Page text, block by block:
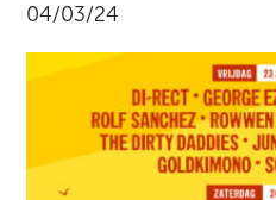
04/03/24